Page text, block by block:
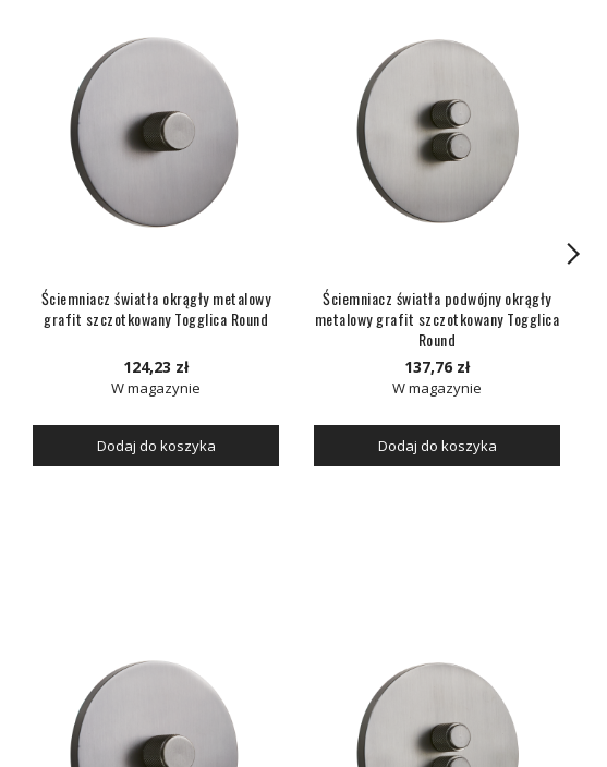
Ściemniacz światła okrągły metalowy
grafit szczotkowany Togglica Round
124,23 zł
W magazynie
Dodaj do koszyka
Ściemniacz światła podwójny okrągły
metalowy grafit szczotkowany Togglica
Round
137,76 zł
W magazynie
Dodaj do koszyka